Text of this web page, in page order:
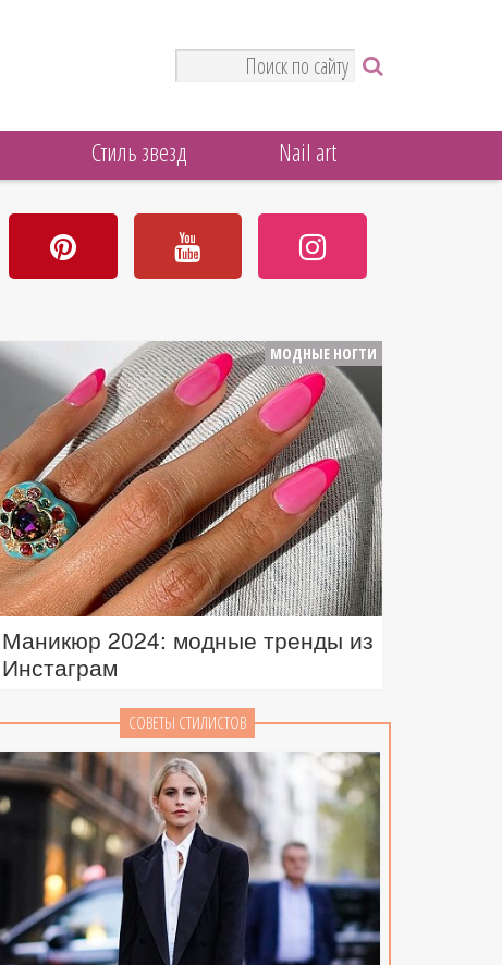
Стиль звезд Nail art
МОДНЫЕ НОГТИ
Маникюр 2024: модные тренды из
Инстаграм
СОВЕТЫ СТИЛИСТОВ